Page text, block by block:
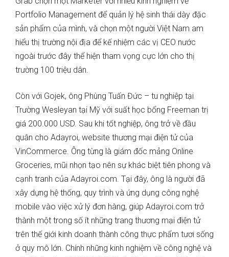
Portfolio Management để quản lý hệ sinh thái dày đặc
sản phẩm của mình, và chọn một người Việt Nam am
hiểu thị trường nội địa để kế nhiệm các vị CEO nước
ngoài trước đây thể hiện tham vọng cực lớn cho thị
trường 100 triệu dân.
Còn với Gojek, ông Phùng Tuấn Đức – tu nghiệp tại
Trường Wesleyan tại Mỹ với suất học bổng Freeman trị
giá 200.000 USD. Sau khi tốt nghiệp, ông trở về đầu
quân cho Adayroi, website thương mại điện tử của
VinCommerce. Ông từng là giám đốc mảng Online
Groceries, mũi nhọn tạo nên sự khác biệt tiên phong và
cạnh tranh của Adayroi.com. Tại đây, ông là người đã
xây dựng hệ thống, quy trình và ứng dụng công nghệ
mobile vào việc xử lý đơn hàng, giúp Adayroi.com trở
thành một trong số ít những trang thương mại điện tử
trên thế giới kinh doanh thành công thực phẩm tươi sống
ở quy mô lớn. Chính những kinh nghiệm về công nghệ và